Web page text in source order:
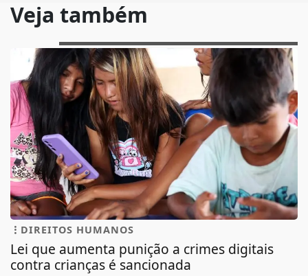
Veja também
DIREITOS HUMANOS
Lei que aumenta punição a crimes digitais
contra crianças é sancionada